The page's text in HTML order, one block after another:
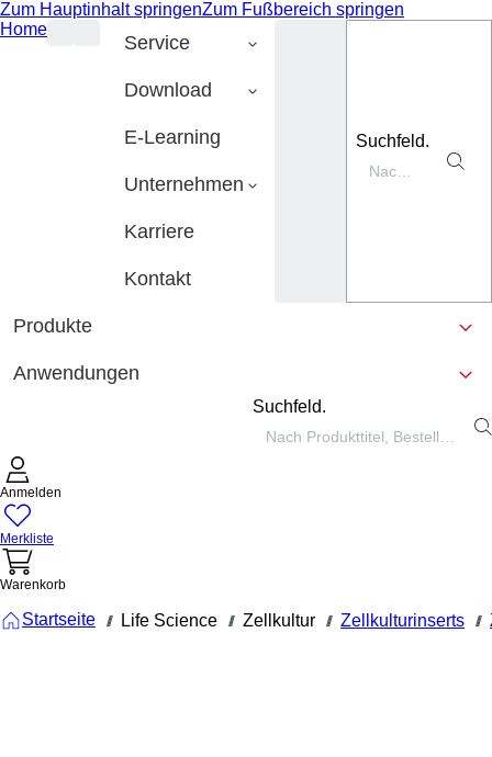
Zum Hauptinhalt springenZum Fußbereich springen
Home
Service
Download
E-Learning
Unternehmen
Karriere
Kontakt
Suchfeld.
Produkte
Anwendungen
Suchfeld.
Anmelden
Merkliste
Warenkorb
Startseite /// Life Science /// Zellkultur /// Zellkulturinserts ///